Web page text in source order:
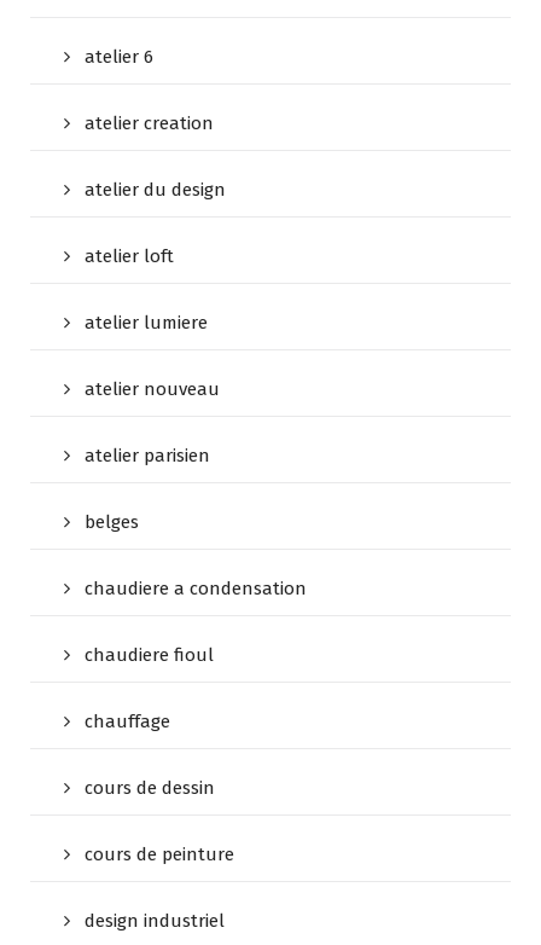
atelier 6
atelier creation
atelier du design
atelier loft
atelier lumiere
atelier nouveau
atelier parisien
belges
chaudiere a condensation
chaudiere fioul
chauffage
cours de dessin
cours de peinture
design industriel